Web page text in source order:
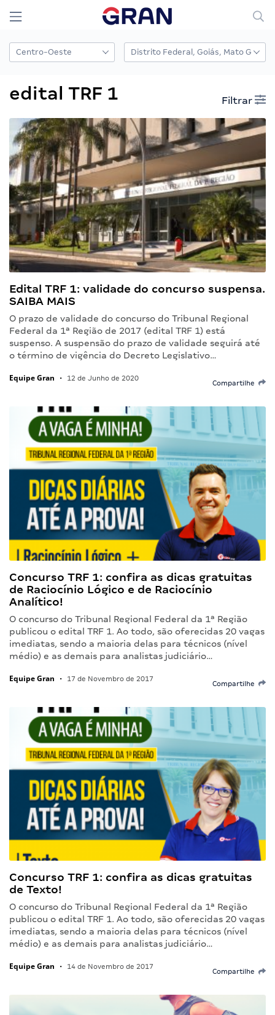
edital TRF 1 Filtrar
Edital TRF 1: validade do concurso suspensa.
SAIBA MAIS
O prazo de validade do concurso do Tribunal Regional
Federal da 1ª Região de 2017 (edital TRF 1) está
suspenso. A suspensão do prazo de validade seguirá até
o término de vigência do Decreto Legislativo…
Equipe Gran • 12 de Junho de 2020
Compartilhe
Concurso TRF 1: confira as dicas gratuitas
de Raciocínio Lógico e de Raciocínio
Analítico!
O concurso do Tribunal Regional Federal da 1ª Região
publicou o edital TRF 1. Ao todo, são oferecidas 20 vagas
imediatas, sendo a maioria delas para técnicos (nível
médio) e as demais para analistas judiciário…
Equipe Gran • 17 de Novembro de 2017
Compartilhe
Concurso TRF 1: confira as dicas gratuitas
de Texto!
O concurso do Tribunal Regional Federal da 1ª Região
publicou o edital TRF 1. Ao todo, são oferecidas 20 vagas
imediatas, sendo a maioria delas para técnicos (nível
médio) e as demais para analistas judiciário…
Equipe Gran • 14 de Novembro de 2017
Compartilhe